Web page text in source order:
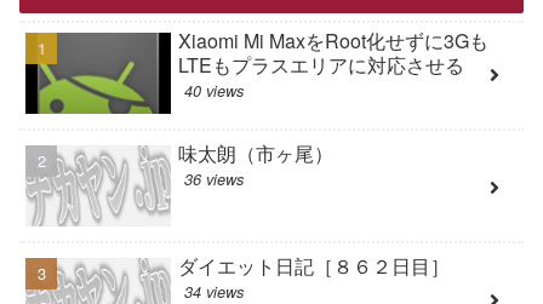
Xiaomi Mi MaxをRoot化せずに3Gも
LTEもプラスエリアに対応させる
40 views
味太朗（市ヶ尾）
36 views
ダイエット日記［８６２日目］
34 views